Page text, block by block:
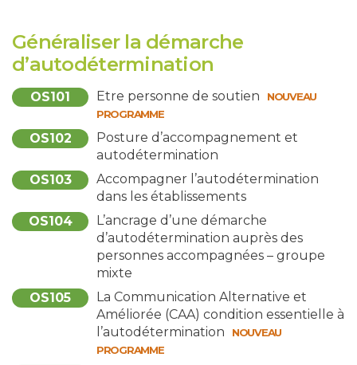
Généraliser la démarche
d’autodétermination
OS101 Etre personne de soutien
NOUVEAU
PROGRAMME
OS102
Posture d’accompagnement et
autodétermination
OS103
Accompagner l’autodétermination
dans les établissements
OS104
L’ancrage d’une démarche
d’autodétermination auprès des
personnes accompagnées – groupe
mixte
OS105
La Communication Alternative et
Améliorée (CAA) condition essentielle à
l’autodétermination
NOUVEAU
PROGRAMME